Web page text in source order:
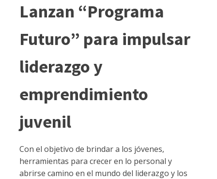
Lanzan “Programa
Futuro” para impulsar
liderazgo y
emprendimiento
juvenil
Con el objetivo de brindar a los jóvenes,
herramientas para crecer en lo personal y
abrirse camino en el mundo del liderazgo y los